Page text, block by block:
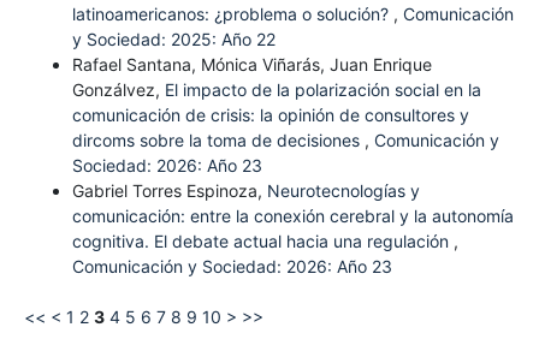
latinoamericanos: ¿problema o solución? , Comunicación
y Sociedad: 2025: Año 22
Rafael Santana, Mónica Viñarás, Juan Enrique
Gonzálvez, El impacto de la polarización social en la
comunicación de crisis: la opinión de consultores y
dircoms sobre la toma de decisiones , Comunicación y
Sociedad: 2026: Año 23
Gabriel Torres Espinoza, Neurotecnologías y
comunicación: entre la conexión cerebral y la autonomía
cognitiva. El debate actual hacia una regulación ,
Comunicación y Sociedad: 2026: Año 23
<< < 1 2 3 4 5 6 7 8 9 10 > >>